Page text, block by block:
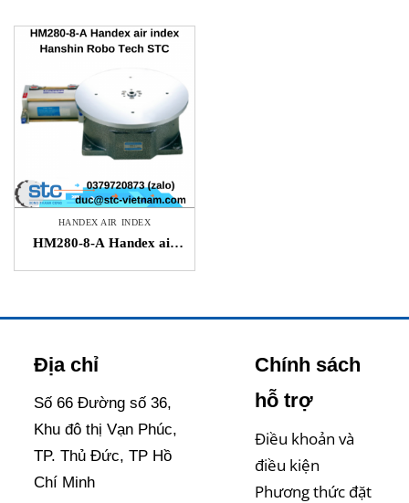
HANDEX AIR INDEX
HM280-8-A Handex air
Địa chỉ
Số 66 Đường số 36,
Khu đô thị Vạn Phúc,
TP. Thủ Đức, TP Hồ
Chí Minh
Chính sách
hỗ trợ
Điều khoản và
điều kiện
Phương thức đặt